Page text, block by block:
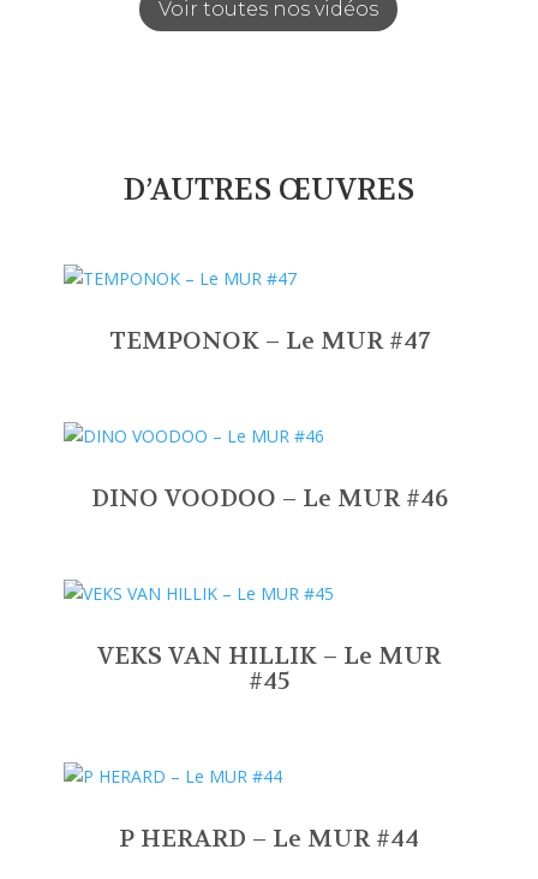
Voir toutes nos vidéos
D’AUTRES ŒUVRES
TEMPONOK – Le MUR #47
DINO VOODOO – Le MUR #46
VEKS VAN HILLIK – Le MUR
#45
P HERARD – Le MUR #44